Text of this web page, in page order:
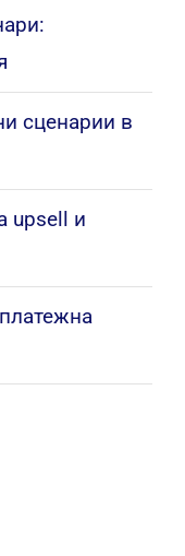
сценарии в
upsell и